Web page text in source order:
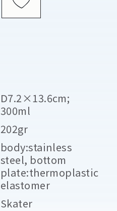
D7.2×13.6cm;
300ml
202gr
body:stainless
steel, bottom
plate:thermoplastic
elastomer
Skater